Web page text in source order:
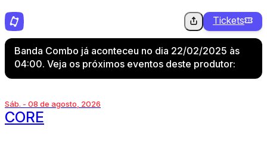
Tickets
Banda Combo já aconteceu no dia 22/02/2025 às
04:00. Veja os próximos eventos deste produtor:
Sáb. - 08 de agosto, 2026
CORE